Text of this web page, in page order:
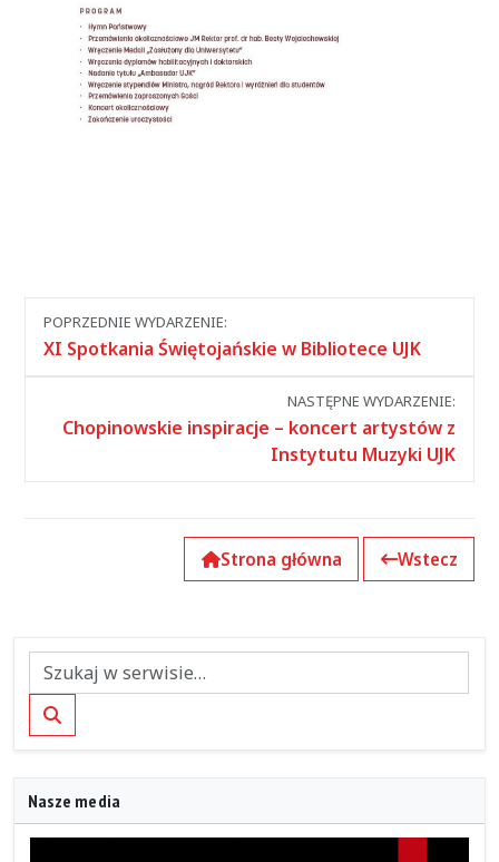
Nawigacja
między
POPRZEDNIE WYDARZENIE:
XI Spotkania Świętojańskie w Bibliotece UJK
NASTĘPNE WYDARZENIE:
Chopinowskie inspiracje – koncert artystów z
Instytutu Muzyki UJK
Strona główna Wstecz
Szukaj
Nasze media